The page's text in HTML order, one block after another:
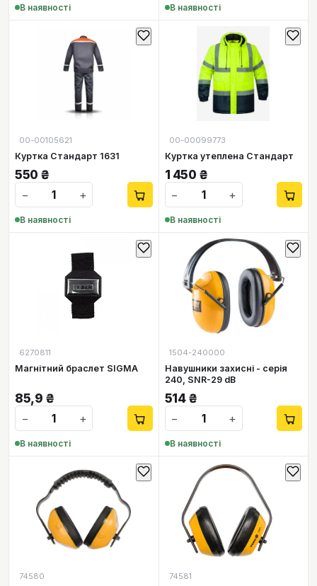
В наявності В наявності
00-00105621
Куртка Стандарт 1631
550 ₴
−
+
В наявності
00-00099773
Куртка утеплена Стандарт
1 450 ₴
−
+
В наявності
6270811
Магнітний браслет SIGMA
85,9 ₴
−
+
В наявності
1504-240000
Навушники захисні - серія
240, SNR-29 dB
514₴
−
+
В наявності
74580 74581